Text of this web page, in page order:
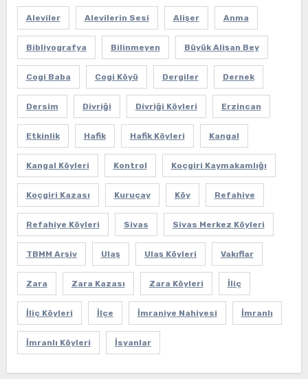
Aleviler Alevilerin Sesi Alişer Anma
Bibliyografya Bilinmeyen Büyük Alişan Bey
Cogi Baba Cogi Köyü Dergiler Dernek
Dersim Divriği Divriği Köyleri Erzincan
Etkinlik Hafik Hafik Köyleri Kangal
Kangal Köyleri Kontrol Koçgiri Kaymakamlığı
Koçgiri Kazası Kuruçay Köy Refahiye
Refahiye Köyleri Sivas Sivas Merkez Köyleri
TBMM Arşiv Ulaş Ulaş Köyleri Vakıflar
Zara Zara Kazası Zara Köyleri İliç
İliç Köyleri İlçe İmraniye Nahiyesi İmranlı
İmranlı Köyleri İsyanlar